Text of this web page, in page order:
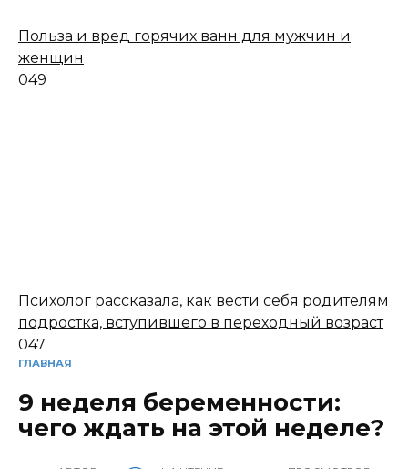
ГЛАВНАЯ
9 неделя беременности:
чего ждать на этой неделе?
Польза и вред горячих ванн для мужчин и
женщин
049
Психолог рассказала, как вести себя родителям
подростка, вступившего в переходный возраст
047